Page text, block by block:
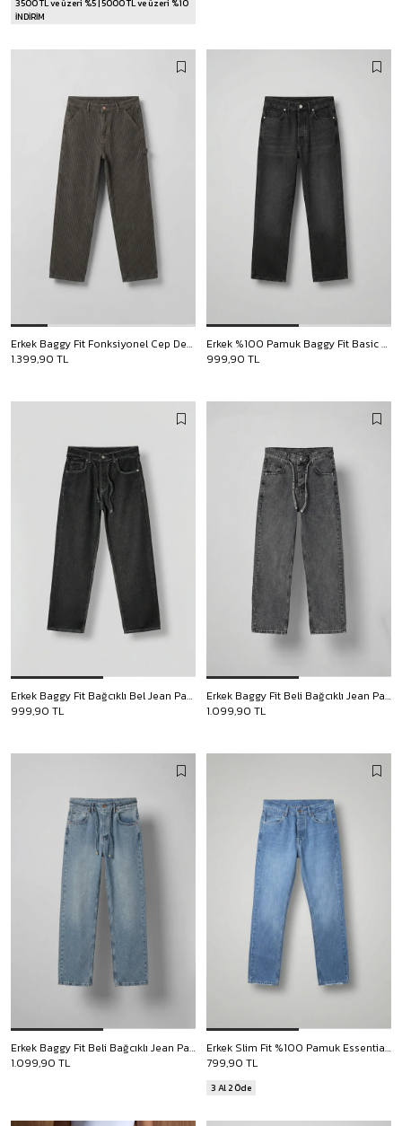
3500 TL ve üzeri %5 | 5000 TL ve üzeri %10
İNDİRİM
Erkek Baggy Fit Fonksiyonel Cep Detaylı Çizgili Jean Haki
1.399,90 TL
Erkek %100 Pamuk Baggy Fit Basic Jean Siyah
999,90 TL
Erkek Baggy Fit Bağcıklı Bel Jean Pantolon Siyah
999,90 TL
Erkek Baggy Fit Beli Bağcıklı Jean Pantolon Gri
1.099,90 TL
Erkek Baggy Fit Beli Bağcıklı Jean Pantolon Mavi
1.099,90 TL
Erkek Slim Fit %100 Pamuk Essential Basic Jean Mavi
799,90 TL
3 Al 2 Öde